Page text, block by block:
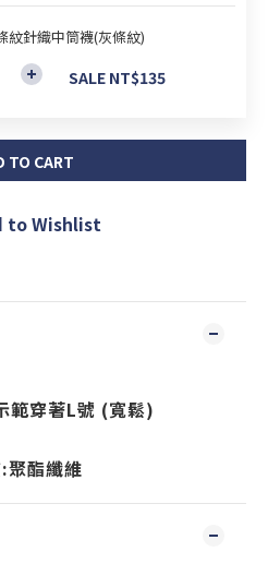
紋針織中筒襪(灰條紋)
SALE NT$135
TO CART
to Wishlist
範穿著L號 (寬鬆)
聚酯纖維